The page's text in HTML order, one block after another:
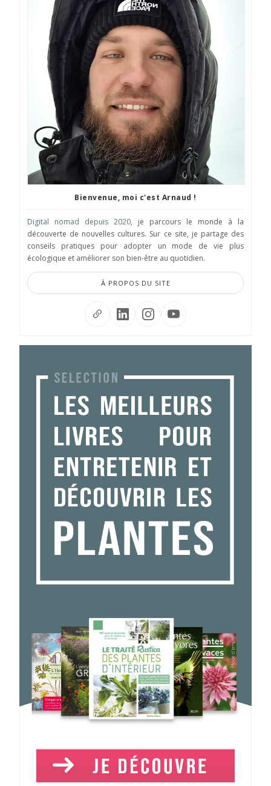
Bienvenue, moi c'est Arnaud !
Digital nomad depuis 2020, je parcours le monde à la
découverte de nouvelles cultures. Sur ce site, je partage des
conseils pratiques pour adopter un mode de vie plus
écologique et améliorer son bien-être au quotidien.
À PROPOS DU SITE